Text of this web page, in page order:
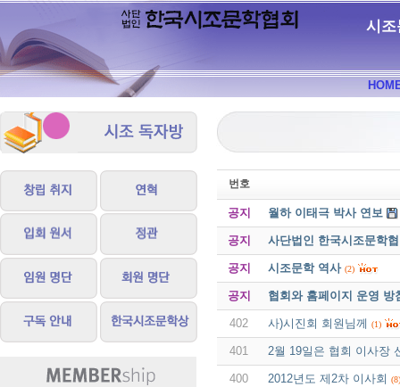
시조
번호
공지 월하 이태극 박사 연보
공지 사단법인 한국시조문학
공지 시조문학 역사 (2)
공지 협회와 홈페이지 운영 방
402 사)시진회 회원님께 (1)
401 2월 19일은 협회 이사장
400 2012년도 제2차 이사회 (8)